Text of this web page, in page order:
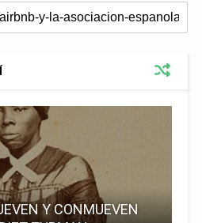
Y CONMUEVEN